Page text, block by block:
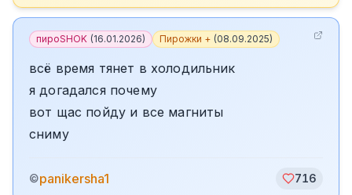
пироSHOK (16.01.2026) Пирожки + (08.09.2025)
всё время тянет в холодильник
я догадался почему
вот щас пойду и все магниты
сниму
©panikersha1 716